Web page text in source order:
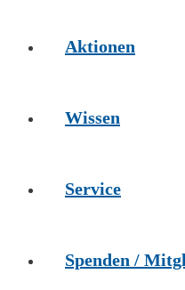
Aktionen
Wissen
Service
Spenden /